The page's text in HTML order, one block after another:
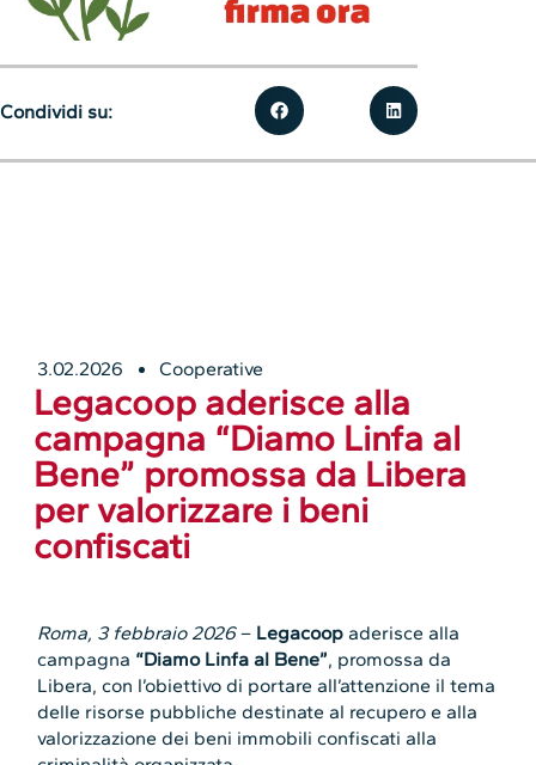
3.02.2026 Cooperative
Legacoop aderisce alla
campagna “Diamo Linfa al
Bene” promossa da Libera
per valorizzare i beni
confiscati
Roma, 3 febbraio 2026– Legacoop aderisce alla
campagna “Diamo Linfa al Bene”, promossa da
Libera, con l’obiettivo di portare all’attenzione il tema
delle risorse pubbliche destinate al recupero e alla
valorizzazione dei beni immobili confiscati alla
Condividi su: